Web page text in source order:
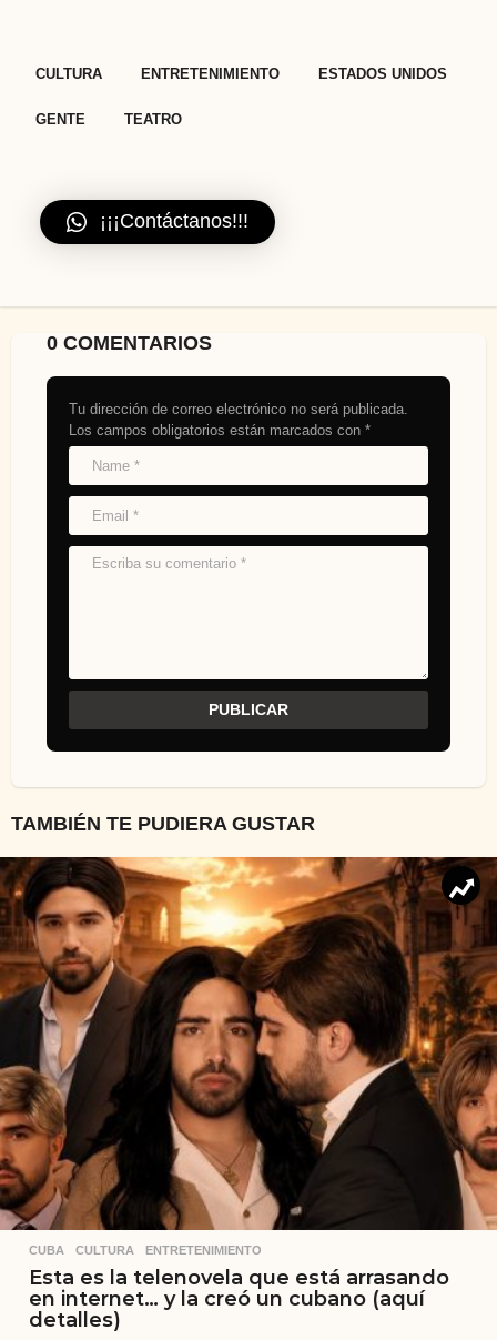
CULTURA ENTRETENIMIENTO ESTADOS UNIDOS
GENTE TEATRO
¡¡¡Contáctanos!!!
0 COMENTARIOS
Tu dirección de correo electrónico no será publicada.
Los campos obligatorios están marcados con *
TAMBIÉN TE PUDIERA GUSTAR
CUBA ,CULTURA ,ENTRETENIMIENTO
Esta es la telenovela que está arrasando
en internet… y la creó un cubano (aquí
detalles)